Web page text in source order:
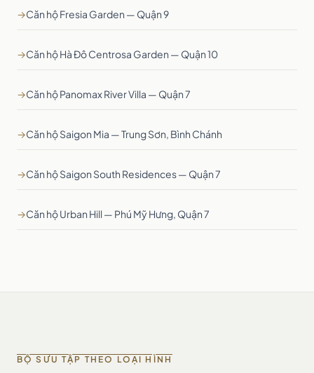
→Căn hộ Fresia Garden — Quận 9
→Căn hộ Hà Đô Centrosa Garden — Quận 10
→Căn hộ Panomax River Villa — Quận 7
→Căn hộ Saigon Mia — Trung Sơn, Bình Chánh
→Căn hộ Saigon South Residences — Quận 7
→Căn hộ Urban Hill — Phú Mỹ Hưng, Quận 7
BỘ SƯU TẬP THEO LOẠI HÌNH